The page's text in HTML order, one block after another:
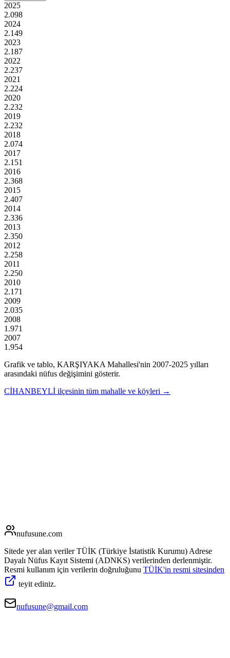
2025
2.098
2024
2.149
2023
2.187
2022
2.237
2021
2.224
2020
2.232
2019
2.232
2018
2.074
2017
2.151
2016
2.368
2015
2.407
2014
2.336
2013
2.350
2012
2.258
2011
2.250
2010
2.171
2009
2.035
2008
1.971
2007
1.954
Grafik ve tablo, KARŞIYAKA Mahallesi'nin 2007-2025 yılları
arasındaki nüfus değişimini gösterir.
CİHANBEYLİ ilçesinin tüm mahalle ve köyleri →
nufusune.com
Sitede yer alan veriler TÜİK (Türkiye İstatistik Kurumu) Adrese
Dayalı Nüfus Kayıt Sistemi (ADNKS) verilerinden derlenmiştir.
Resmi kullanım için verilerin doğruluğunu TÜİK'in resmi sitesinden
teyit ediniz.
nufusune@gmail.com